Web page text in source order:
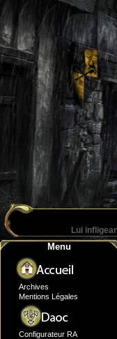
Lui
Menu
Archives
Mentions Légales
Configurateur RA